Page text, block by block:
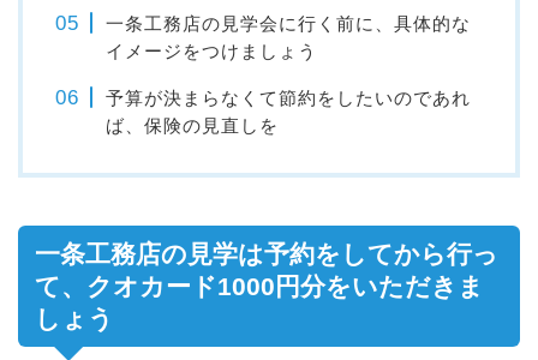
一条工務店の見学会に行く前に、具体的な
イメージをつけましょう
予算が決まらなくて節約をしたいのであれ
ば、保険の見直しを
一条工務店の見学は予約をしてから行っ
て、クオカード1000円分をいただきま
しょう